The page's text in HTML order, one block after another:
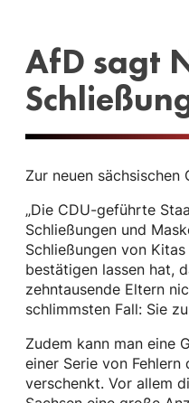
AfD sagt
Zur neuen
„Die CDU-geführte
Schließungen und
Schließungen von
bestätigen lassen hat,
zehntausende Eltern
schlimmsten Fall: Sie
Zudem kann man eine
einer Serie von
verschenkt. Vor allem